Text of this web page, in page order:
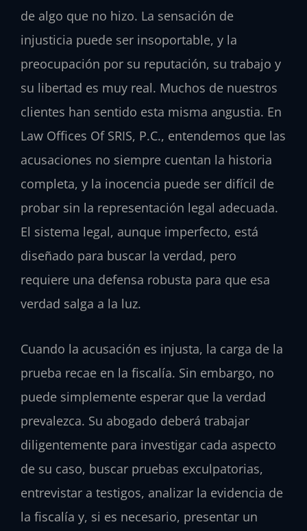
de algo que no hizo. La sensación de
injusticia puede ser insoportable, y la
preocupación por su reputación, su trabajo y
su libertad es muy real. Muchos de nuestros
clientes han sentido esta misma angustia. En
Law Offices Of SRIS, P.C., entendemos que las
acusaciones no siempre cuentan la historia
completa, y la inocencia puede ser difícil de
probar sin la representación legal adecuada.
El sistema legal, aunque imperfecto, está
diseñado para buscar la verdad, pero
requiere una defensa robusta para que esa
verdad salga a la luz.
Cuando la acusación es injusta, la carga de la
prueba recae en la fiscalía. Sin embargo, no
puede simplemente esperar que la verdad
prevalezca. Su abogado deberá trabajar
diligentemente para investigar cada aspecto
de su caso, buscar pruebas exculpatorias,
entrevistar a testigos, analizar la evidencia de
la fiscalía y, si es necesario, presentar un